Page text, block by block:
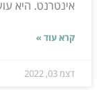
אינטרנט. היא
קרא עוד »
דצמ 03, 2022